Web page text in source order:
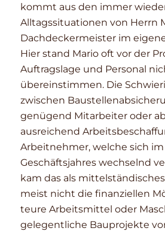
kommt aus den immer
Alltagssituationen von Herrn
Dachdeckermeister im
Hier stand Mario oft vor der
Auftragslage und Personal
übereinstimmen. Die
zwischen
genügend Mitarbeiter oder
ausreichend
Arbeitnehmer, welche sich im
Geschäftsjahres wechselnd
kam das als
meist nicht die finanziellen
teure Arbeitsmittel oder
gelegentliche Bauprojekte